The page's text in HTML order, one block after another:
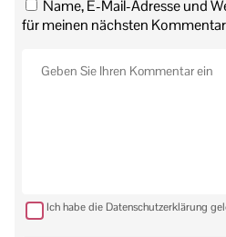
Name, E-Mail-Adresse und
für meinen nächsten
Ich habe die Datenschutzerklärung